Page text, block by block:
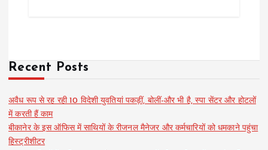
Recent Posts
अवैध रूप से रह रही 10 विदेशी युवतियां पकड़ीं, बोलीं-और भी है, स्पा सेंटर और होटलों
में करती हैं काम
बीकानेर के इस ऑफिस में साथियों के रीजनल मैनेजर और कर्मचारियों को धमकाने पहुंचा
हिस्ट्रीशीटर